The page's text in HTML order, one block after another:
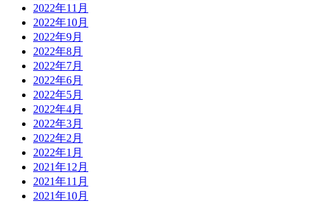
2022年11月
2022年10月
2022年9月
2022年8月
2022年7月
2022年6月
2022年5月
2022年4月
2022年3月
2022年2月
2022年1月
2021年12月
2021年11月
2021年10月